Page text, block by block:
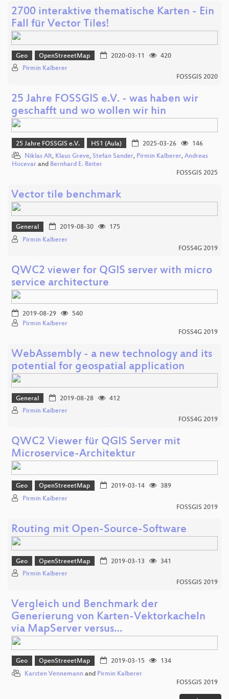
2700 interaktive thematische Karten - Ein
Fall für Vector Tiles!
Geo OpenStreeetMap 2020-03-11
420
Pirmin Kalberer
FOSSGIS 2020
25 Jahre FOSSGIS e.V. - was haben wir
geschafft und wo wollen wir hin
25 Jahre FOSSGIS e.V. HS1 (Aula) 2025-03-26
146
Niklas Alt, Klaus Greve, Stefan Sander, Pirmin Kalberer, Andreas
Hocevar and Bernhard E. Reiter
FOSSGIS 2025
Vector tile benchmark
General 2019-08-30
175
Pirmin Kalberer
FOSS4G 2019
QWC2 viewer for QGIS server with micro
service architecture
2019-08-29
540
Pirmin Kalberer
FOSS4G 2019
WebAssembly - a new technology and its
potential for geospatial application
General 2019-08-28
412
Pirmin Kalberer
FOSS4G 2019
QWC2 Viewer für QGIS Server mit
Microservice-Architektur
Geo OpenStreeetMap 2019-03-14
389
Pirmin Kalberer
FOSSGIS 2019
Routing mit Open-Source-Software
Geo OpenStreeetMap 2019-03-13
341
Pirmin Kalberer
FOSSGIS 2019
Vergleich und Benchmark der
Generierung von Karten-Vektorkacheln
via MapServer versus…
Geo OpenStreeetMap 2019-03-15
134
Karsten Vennemann and Pirmin Kalberer
FOSSGIS 2019